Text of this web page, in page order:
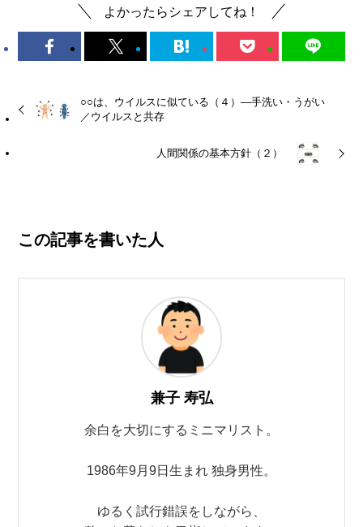
よかったらシェアしてね！
○○は、ウイルスに似ている（４）―手洗い・うがい
／ウイルスと共存
人間関係の基本方針（２）
この記事を書いた人
兼子 寿弘
余白を大切にするミニマリスト。
1986年9月9日生まれ 独身男性。
ゆるく試行錯誤をしながら、